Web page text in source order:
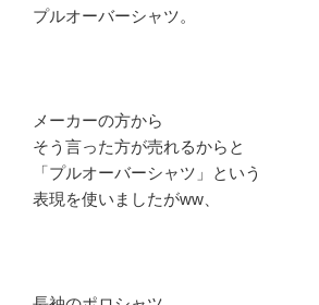
プルオーバーシャツ。
メーカーの方から
そう言った方が売れるからと
「プルオーバーシャツ」という
表現を使いましたがww、